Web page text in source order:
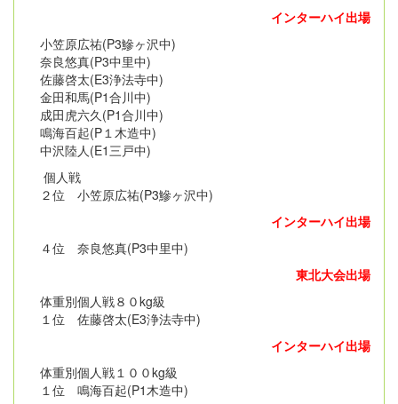
インターハイ出場
小笠原広祐(P3鰺ヶ沢中)
奈良悠真(P3中里中)
佐藤啓太(E3浄法寺中)
金田和馬(P1合川中)
成田虎六久(P1合川中)
鳴海百起(P１木造中)
中沢陸人(E1三戸中)
個人戦
２位 小笠原広祐(P3鰺ヶ沢中)
インターハイ出場
４位 奈良悠真(P3中里中)
東北大会出場
体重別個人戦８０kg級
１位 佐藤啓太(E3浄法寺中)
インターハイ出場
体重別個人戦１００kg級
１位 鳴海百起(P1木造中)